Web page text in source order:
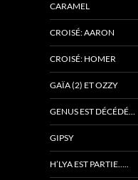
CARAMEL
CROISÉ: AARON
CROISÉ: HOMER
GAÏA (2) ET OZZY
GENUS EST DÉCÉDÉ…
GIPSY
H’LYA EST PARTIE…..